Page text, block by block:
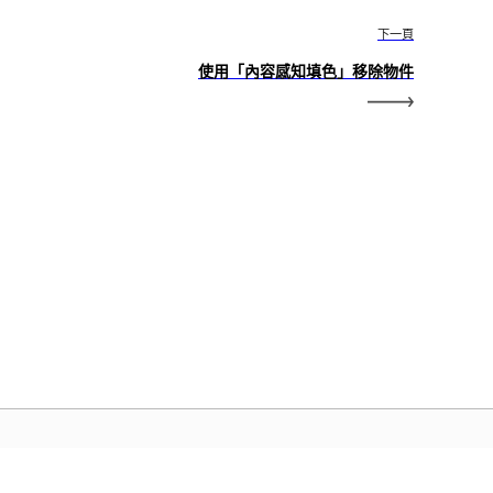
下一頁
使用「內容感知填色」移除物件